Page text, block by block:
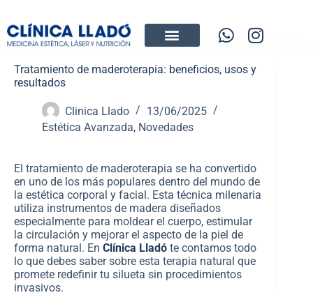
Tratamiento de maderoterapia: beneficios, usos y
resultados
Clinica Llado
13/06/2025
Estética Avanzada, Novedades
El tratamiento de maderoterapia se ha convertido
en uno de los más populares dentro del mundo de
la estética corporal y facial. Esta técnica milenaria
utiliza instrumentos de madera diseñados
especialmente para moldear el cuerpo, estimular
la circulación y mejorar el aspecto de la piel de
forma natural. En Clínica Lladó te contamos todo
lo que debes saber sobre esta terapia natural que
promete redefinir tu silueta sin procedimientos
invasivos.